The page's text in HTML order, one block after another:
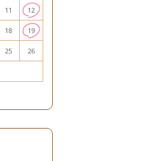
11 12
18 19
25 26